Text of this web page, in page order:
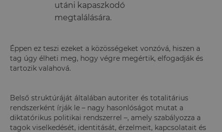
utáni kapaszkodó
megtalálására.
Éppen ez teszi ezeket a közösségeket vonzóvá, hiszen a
tag úgy élheti meg, hogy végre megértik, elfogadják és
tartozik valahová.
Belső struktúráját általában autoriter és totalitárius
rendszerként írják le – nagy hasonlóságot mutat a
diktatórikus politikai rendszerrel –, amely szabályozza a
tagok viselkedését, identitását, érzelmeit, kapcsolatait és